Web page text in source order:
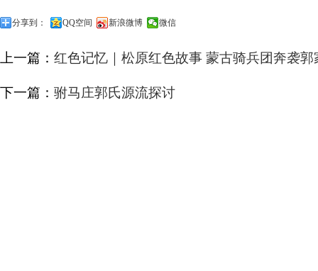
分享到： QQ空间 新浪微博 微信
上一篇： 红色记忆｜松原红色故事 蒙古骑兵团奔袭郭
下一篇： 驸马庄郭氏源流探讨